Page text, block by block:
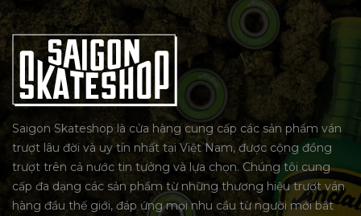
Saigon Skateshop là cửa hàng cung cấp các sản phẩm ván
trượt lâu đời và uy tín nhất tại Việt Nam, được cộng đồng
trượt trên cả nước tin tưởng và lựa chọn. Chúng tôi cung
cấp đa dạng các sản phẩm từ những thương hiệu trượt ván
hàng đầu thế giới, đáp ứng mọi nhu cầu từ người mới bắt